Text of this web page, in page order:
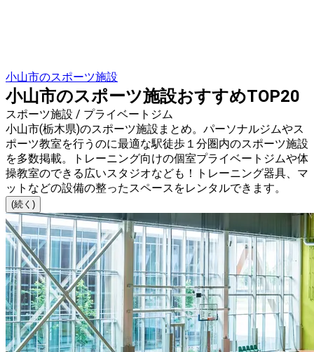
小山市のスポーツ施設
小山市のスポーツ施設おすすめTOP20
スポーツ施設 / プライベートジム
小山市(栃木県)のスポーツ施設まとめ。パーソナルジムやス
ポーツ教室を行うのに最適な駅徒歩１分圏内のスポーツ施設
を多数掲載。トレーニング向けの個室プライベートジムや体
操教室のできる広いスタジオなども！トレーニング器具、マ
ットなどの設備の整ったスペースをレンタルできます。
(続く)